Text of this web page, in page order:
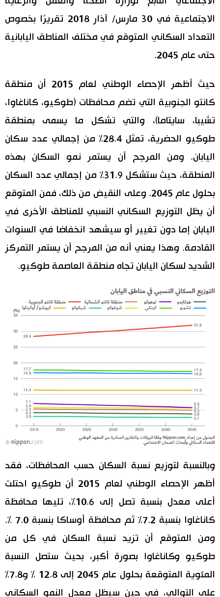
لايف ستايل
الاجتماعية في 30 مارس/ آذار 2018 تقريرًا بخصوص
التعداد السكاني المتوقع في مختلف المناطق اليابانية
حتى عام 2045.
حيث أظهر الإحصاء الوطني لعام 2015 أن منطقة
كانتو الجنوبية التي تضم محافظات (طوكيو، كاناغاوا،
تشيبا، سايتاما)، والتي تشكل ما يسمى بمنطقة
طوكيو الحضرية، تمثل 28.4% من إجمالي عدد سكان
اليابان. ومن المرجح أن يستمر نمو السكان بهذه
المنطقة، حيث ستشكل 31.9% من إجمالي عدد السكان
بحلول عام 2045. وعلى النقيض من ذلك، فمن المتوقع
أن يظل التوزيع السكاني النسبي للمناطق الأخرى في
اليابان إما دون تغيير أو سيشهد انخفاضا في السنوات
القادمة. وهذا يعني أنه من المرجح أن يستمر التمركز
الشديد لسكان اليابان تجاه منطقة العاصمة طوكيو.
وبالنسبة لتوزيع نسبة السكان حسب المحافظات، فقد
أظهر الإحصاء الوطني لعام 2015 أن طوكيو احتلت
أعلى معدل بنسبة تصل إلى 10.6%، تليها محافظة
كاناغاوا بنسبة 7.2% ثم محافظة أوساكا بنسبة 7.0 %.
ومن المتوقع أن تزيد نسبة السكان في كل من
طوكيو وكاناغاوا بصورة أكبر، بحيث ستصل النسبة
المئوية المتوقعة بحلول عام 2045 إلى 12.8 % و7.8%
على التوالي، في حين سيظل معدل النمو السكاني